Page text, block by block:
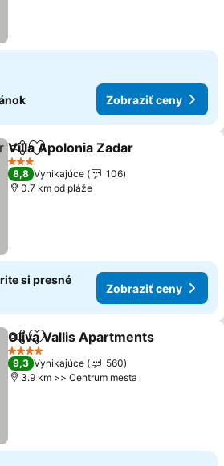
Zobraziť ceny
ZdieľaťPridať do obľúbených
Villa Apolonia Zadar
3 Počet hviezdičiek
8,8 Vynikajúce
106
0.7 km od pláže
si presné
Zobraziť ceny
ZdieľaťPridať do obľúbených
Oliva Vallis Apartments
4 Počet hviezdičiek
9,3 Vynikajúce
560
3.9 km >> Centrum mesta